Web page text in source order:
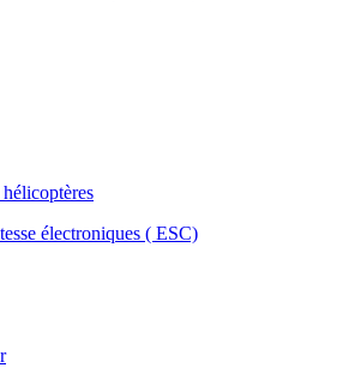
électroniques ( ESC)